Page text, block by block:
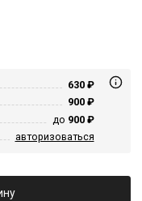
630 ₽
900 ₽
до 900 ₽
авторизоваться